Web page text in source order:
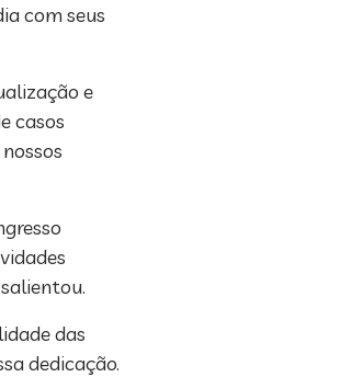
com seus
e
casos
das
dedicação.